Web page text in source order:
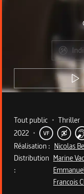
Metadata du
Tout public • Thriller
2022 • VF
Réalisation : Nicolas
Distribution
:
Marine
Francois